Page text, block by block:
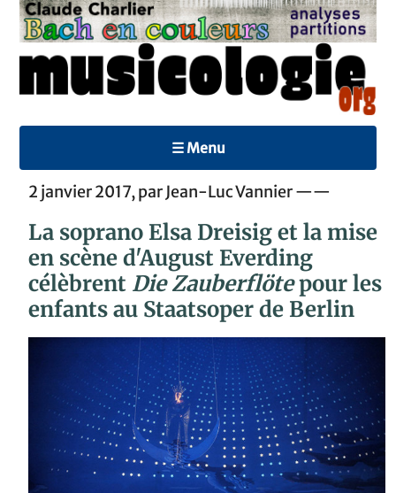
☰ Menu
2 janvier 2017, par Jean-Luc Vannier ——
La soprano Elsa Dreisig et la mise
en scène d'August Everding
célèbrent Die Zauberflötepour les
enfants au Staatsoper de Berlin